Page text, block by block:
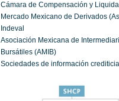
Cámara de Compensación y
Mercado Mexicano de Derivados
Indeval
Asociación Mexicana de
Bursátiles (AMIB)
Sociedades de información